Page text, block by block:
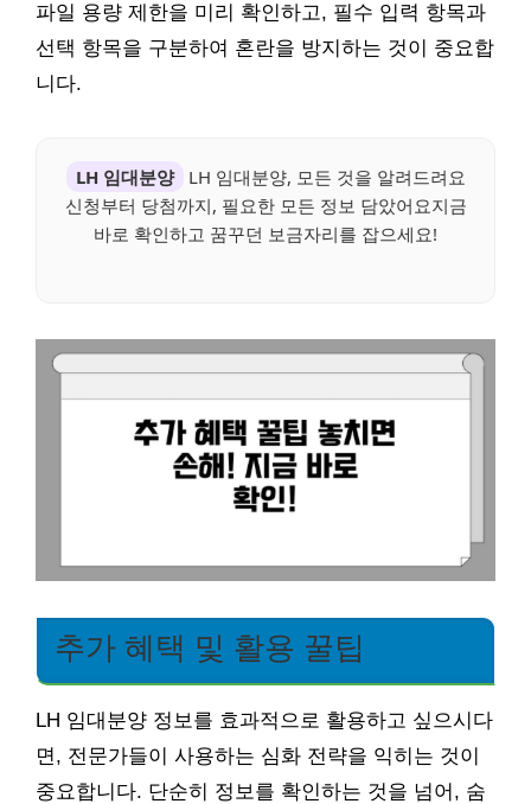
파일 용량 제한을 미리 확인하고, 필수 입력 항목과
선택 항목을 구분하여 혼란을 방지하는 것이 중요합
니다.
LH 임대분양
LH 임대분양, 모든 것을 알려드려요
신청부터 당첨까지, 필요한 모든 정보 담았어요지금
바로 확인하고 꿈꾸던 보금자리를 잡으세요!
추가 혜택 및 활용 꿀팁
LH 임대분양 정보를 효과적으로 활용하고 싶으시다
면, 전문가들이 사용하는 심화 전략을 익히는 것이
중요합니다. 단순히 정보를 확인하는 것을 넘어, 숨